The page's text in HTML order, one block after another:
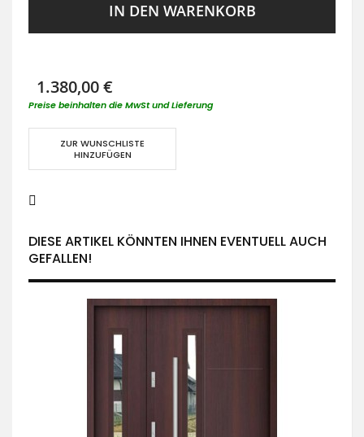
IN DEN WARENKORB
1.380,00 €
Preise beinhalten die MwSt und Lieferung
ZUR WUNSCHLISTE
HINZUFÜGEN
DIESE ARTIKEL KÖNNTEN IHNEN EVENTUELL AUCH
GEFALLEN!